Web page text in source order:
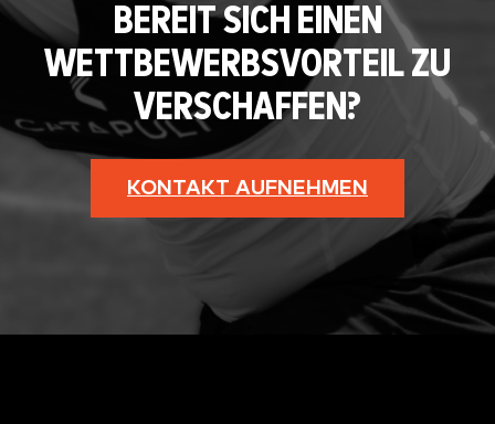
BEREIT SICH EINEN
WETTBEWERBSVORTEIL ZU
VERSCHAFFEN?
KONTAKT AUFNEHMEN